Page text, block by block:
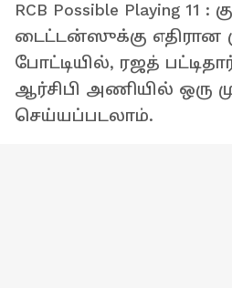
RCB Possible Playing 11 :
டைட்டன்ஸுக்கு எதிரான
போட்டியில், ரஜத்
ஆர்சிபி அணியில் ஒரு
செய்யப்படலாம்.